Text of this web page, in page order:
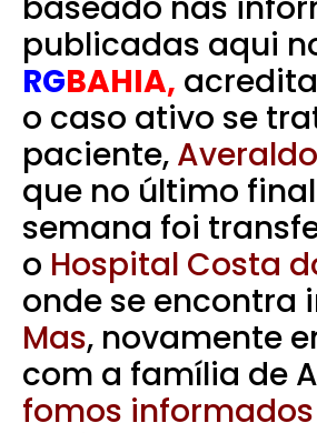
publicadas aqui
RGBAHIA,
o caso ativo se
paciente,
que no último
semana foi
o Hospital Costa
onde se encontra
Mas, novamente
com a família de
fomos